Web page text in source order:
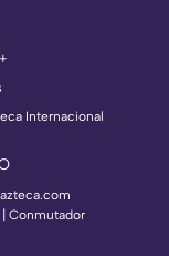
Internacional
| Conmutador